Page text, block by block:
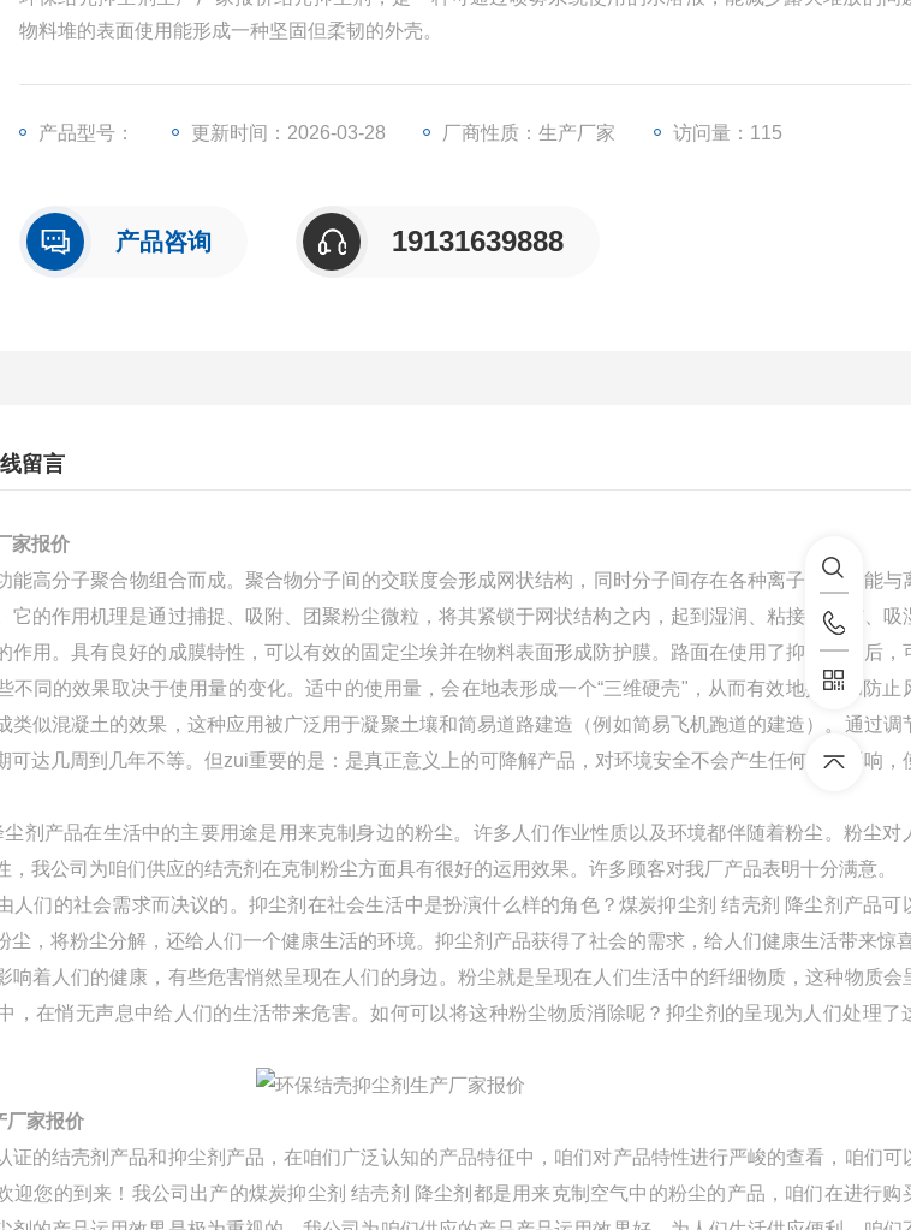
物料堆的表面使用能形成一种坚固但柔韧的外壳。
产品型号： 更新时间：2026-03-28 厂商性质：生产厂家 访问量：115
产品咨询 19131639888
留言
家报价
高分子聚合物组合而成。聚合物分子间的交联度会形成网状结构，同时分子间存在各种离子基团，能与
它的作用机理是通过捕捉、吸附、团聚粉尘微粒，将其紧锁于网状结构之内，起到湿润、粘接、凝结、吸
作用。具有良好的成膜特性，可以有效的固定尘埃并在物料表面形成防护膜。路面在使用了抑尘剂之后，
不同的效果取决于使用量的变化。适中的使用量，会在地表形成一个“三维硬壳"，从而有效地抑尘和防止
类似混凝土的效果，这种应用被广泛用于凝聚土壤和简易道路建造（例如简易飞机跑道的建造）。通过调
可达几周到几年不等。但zui重要的是：是真正意义上的可降解产品，对环境安全不会产生任何不良影响，
剂产品在生活中的主要用途是用来克制身边的粉尘。许多人们作业性质以及环境都伴随着粉尘。粉尘对
，我公司为咱们供应的结壳剂在克制粉尘方面具有很好的运用效果。许多顾客对我厂产品表明十分满意。
人们的社会需求而决议的。抑尘剂在社会生活中是扮演什么样的角色？煤炭抑尘剂 结壳剂 降尘剂产品可
尘，将粉尘分解，还给人们一个健康生活的环境。抑尘剂产品获得了社会的需求，给人们健康生活带来惊
响着人们的健康，有些危害悄然呈现在人们的身边。粉尘就是呈现在人们生活中的纤细物质，这种物质会
，在悄无声息中给人们的生活带来危害。如何可以将这种粉尘物质消除呢？抑尘剂的呈现为人们处理了
厂家报价
证的结壳剂产品和抑尘剂产品，在咱们广泛认知的产品特征中，咱们对产品特性进行严峻的查看，咱们可
迎您的到来！我公司出产的煤炭抑尘剂 结壳剂 降尘剂都是用来克制空气中的粉尘的产品，咱们在进行购